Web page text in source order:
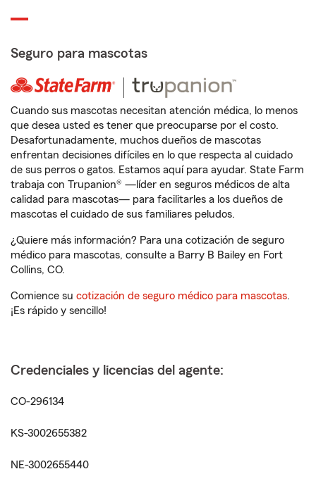
Seguro para mascotas
Cuando sus mascotas necesitan atención médica, lo menos
que desea usted es tener que preocuparse por el costo.
Desafortunadamente, muchos dueños de mascotas
enfrentan decisiones difíciles en lo que respecta al cuidado
de sus perros o gatos. Estamos aquí para ayudar. State Farm
trabaja con Trupanion® —líder en seguros médicos de alta
calidad para mascotas— para facilitarles a los dueños de
mascotas el cuidado de sus familiares peludos.
¿Quiere más información? Para una cotización de seguro
médico para mascotas, consulte a Barry B Bailey en Fort
Collins, CO.
Comience su cotización de seguro médico para mascotas.
¡Es rápido y sencillo!
Credenciales y licencias del agente:
CO-296134
KS-3002655382
NE-3002655440